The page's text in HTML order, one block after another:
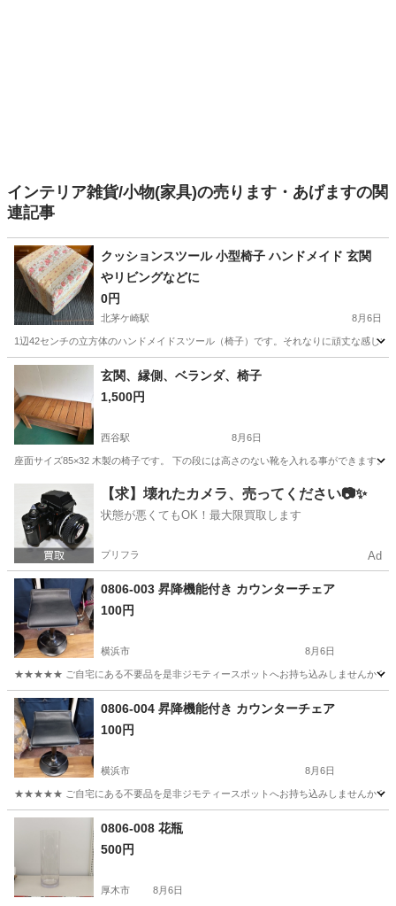
インテリア雑貨/小物(家具)の売ります・あげますの関
連記事
クッションスツール 小型椅子 ハンドメイド 玄関
やリビングなどに
0円
北茅ケ崎駅 8月6日
1辺42センチの立方体のハンドメイドスツール（椅子）です。それなりに頑丈な感じ
神奈川 茅ヶ崎市 北茅ケ崎駅 椅子
玄関、縁側、ベランダ、椅子
1,500円
西谷駅 8月6日
座面サイズ85×32 木製の椅子です。 下の段には高さのない靴を入れる事ができます
西谷駅 椅子
【求】壊れたカメラ、売ってください📷✨
状態が悪くてもOK！最大限買取します
プリフラ Ad
0806-003 昇降機能付き カウンターチェア
100円
横浜市 8月6日
★★★★★ ご自宅にある不要品を是非ジモティースポットへお持ち込みしませんか？
神奈川 横浜市 カウンター
0806-004 昇降機能付き カウンターチェア
100円
横浜市 8月6日
★★★★★ ご自宅にある不要品を是非ジモティースポットへお持ち込みしませんか？
神奈川 横浜市 カウンター
0806-008 花瓶
500円
厚木市 8月6日